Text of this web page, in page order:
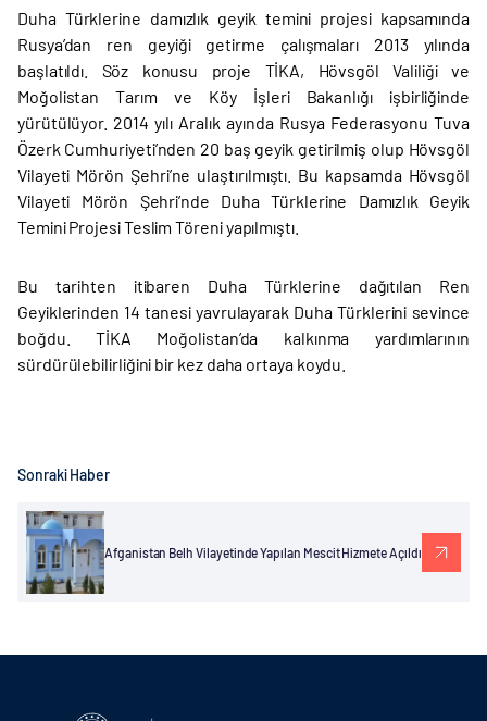
Duha Türklerine damızlık geyik temini projesi kapsamında
Rusya’dan ren geyiği getirme çalışmaları 2013 yılında
başlatıldı. Söz konusu proje TİKA, Hövsgöl Valiliği ve
Moğolistan Tarım ve Köy İşleri Bakanlığı işbirliğinde
yürütülüyor. 2014 yılı Aralık ayında Rusya Federasyonu Tuva
Özerk Cumhuriyeti’nden 20 baş geyik getirilmiş olup Hövsgöl
Vilayeti Mörön Şehri’ne ulaştırılmıştı. Bu kapsamda Hövsgöl
Vilayeti Mörön Şehri’nde Duha Türklerine Damızlık Geyik
Temini Projesi Teslim Töreni yapılmıştı.
Bu tarihten itibaren Duha Türklerine dağıtılan Ren
Geyiklerinden 14 tanesi yavrulayarak Duha Türklerini sevince
boğdu. TİKA Moğolistan’da kalkınma yardımlarının
sürdürülebilirliğini bir kez daha ortaya koydu.
Sonraki Haber
Afganistan Belh Vilayetinde Yapılan Mescit Hizmete Açıldı